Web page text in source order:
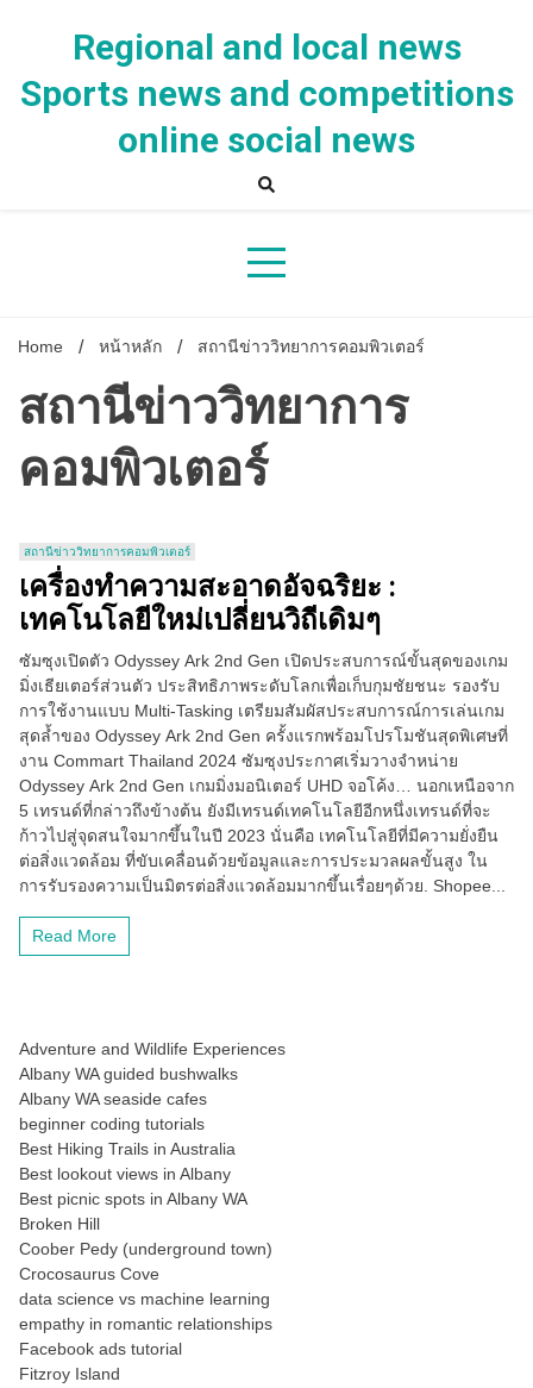
Regional and local news
Sports news and competitions
online social news
Home หน้าหลัก สถานีข่าววิทยาการคอมพิวเตอร์
สถานีข่าววิทยาการ
คอมพิวเตอร์
สถานีข่าววิทยาการคอมพิวเตอร์
เครื่องทำความสะอาดอัจฉริยะ :
เทคโนโลยีใหม่เปลี่ยนวิถีเดิมๆ
ซัมซุงเปิดตัว Odyssey Ark 2nd Gen เปิดประสบการณ์ขั้นสุดของเกม
มิ่งเธียเตอร์ส่วนตัว ประสิทธิภาพระดับโลกเพื่อเก็บกุมชัยชนะ รองรับ
การใช้งานแบบ Multi-Tasking เตรียมสัมผัสประสบการณ์การเล่นเกม
สุดล้ำของ Odyssey Ark 2nd Gen ครั้งแรกพร้อมโปรโมชันสุดพิเศษที่
งาน Commart Thailand 2024 ซัมซุงประกาศเริ่มวางจำหน่าย
Odyssey Ark 2nd Gen เกมมิ่งมอนิเตอร์ UHD จอโค้ง… นอกเหนือจาก
5 เทรนด์ที่กล่าวถึงข้างต้น ยังมีเทรนด์เทคโนโลยีอีกหนึ่งเทรนด์ที่จะ
ก้าวไปสู่จุดสนใจมากขึ้นในปี 2023 นั่นคือ เทคโนโลยีที่มีความยั่งยืน
ต่อสิ่งแวดล้อม ที่ขับเคลื่อนด้วยข้อมูลและการประมวลผลขั้นสูง ใน
การรับรองความเป็นมิตรต่อสิ่งแวดล้อมมากขึ้นเรื่อยๆด้วย. Shopee...
Read More
Adventure and Wildlife Experiences
Albany WA guided bushwalks
Albany WA seaside cafes
beginner coding tutorials
Best Hiking Trails in Australia
Best lookout views in Albany
Best picnic spots in Albany WA
Broken Hill
Coober Pedy (underground town)
Crocosaurus Cove
data science vs machine learning
empathy in romantic relationships
Facebook ads tutorial
Fitzroy Island